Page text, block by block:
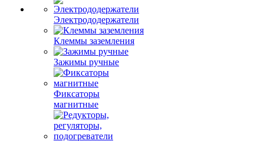
Электрододержатели
Клеммы заземления
Зажимы ручные
Фиксаторы
магнитные